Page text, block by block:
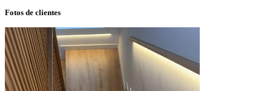
Fotos de clientes